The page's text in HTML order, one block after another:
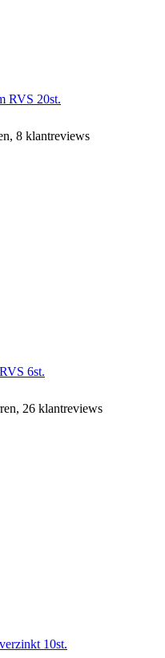
RVS 20st.
8 klantreviews
6st.
26 klantreviews
10st.